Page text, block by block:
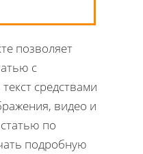
позволяет
с
средствами
видео и
по
подробную